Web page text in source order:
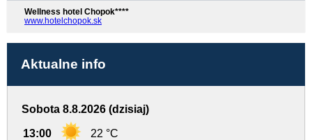
Wellness hotel Chopok****
www.hotelchopok.sk
Aktualne info
Sobota 8.8.2026 (dzisiaj)
13:00 22 °C